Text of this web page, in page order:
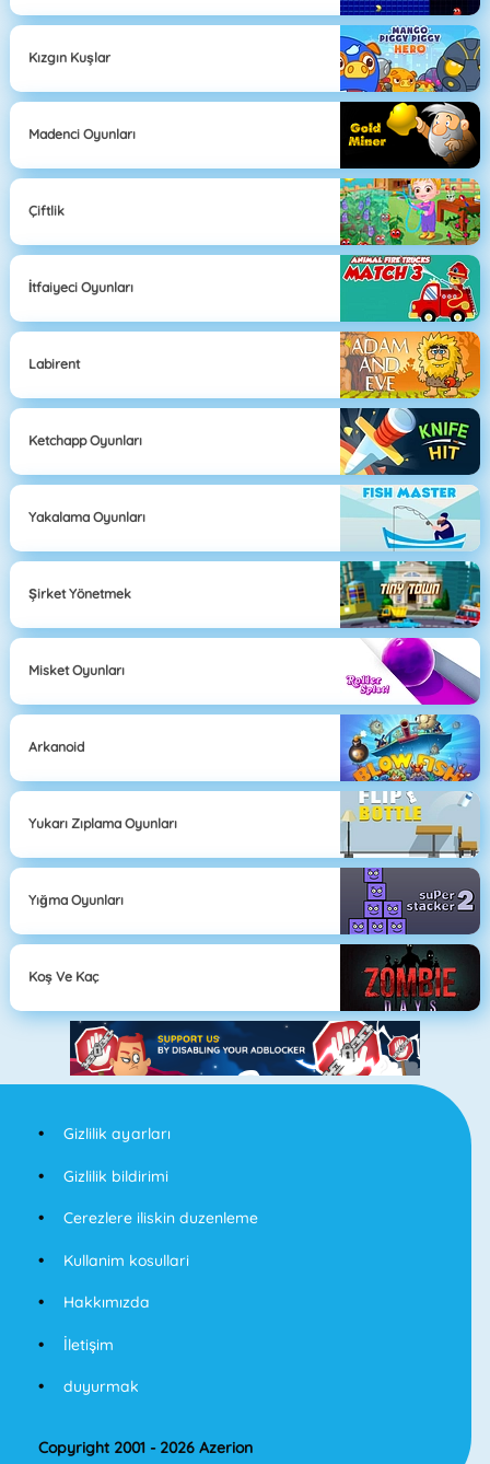
Kızgın Kuşlar
Madenci Oyunları
Çiftlik
İtfaiyeci Oyunları
Labirent
Ketchapp Oyunları
Yakalama Oyunları
Şirket Yönetmek
Misket Oyunları
Arkanoid
Yukarı Zıplama Oyunları
Yığma Oyunları
Koş Ve Kaç
Gizlilik ayarları
Gizlilik bildirimi
Cerezlere iliskin duzenleme
Kullanim kosullari
Hakkımızda
İletişim
duyurmak
Copyright 2001 - 2026 Azerion